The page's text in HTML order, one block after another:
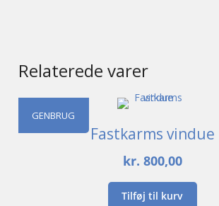
Relaterede varer
GENBRUG
Fastkarms vindue
kr. 800,00
Tilføj til kurv